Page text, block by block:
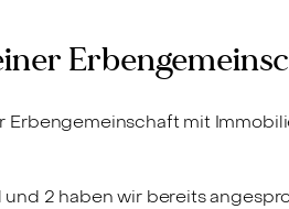
Erbengemeinschaft mit
und 2 haben wir bereits